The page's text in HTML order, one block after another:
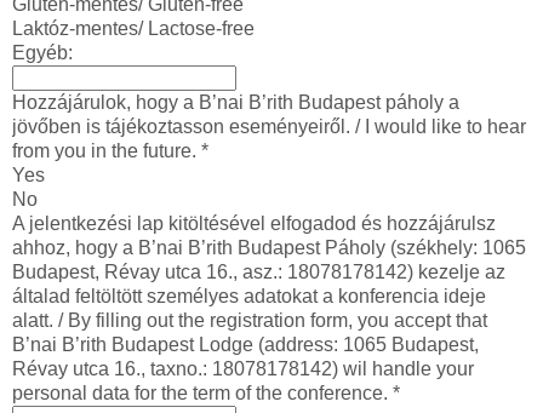
Glutén-mentes/ Gluten-free
Laktóz-mentes/ Lactose-free
Egyéb:
Hozzájárulok, hogy a B’nai B’rith Budapest páholy a
jövőben is tájékoztasson eseményeiről. / I would like to hear
from you in the future. *
Yes
No
A jelentkezési lap kitöltésével elfogadod és hozzájárulsz
ahhoz, hogy a B’nai B’rith Budapest Páholy (székhely: 1065
Budapest, Révay utca 16., asz.: 18078178142) kezelje az
általad feltöltött személyes adatokat a konferencia ideje
alatt. / By filling out the registration form, you accept that
B’nai B’rith Budapest Lodge (address: 1065 Budapest,
Révay utca 16., taxno.: 18078178142) wil handle your
personal data for the term of the conference. *